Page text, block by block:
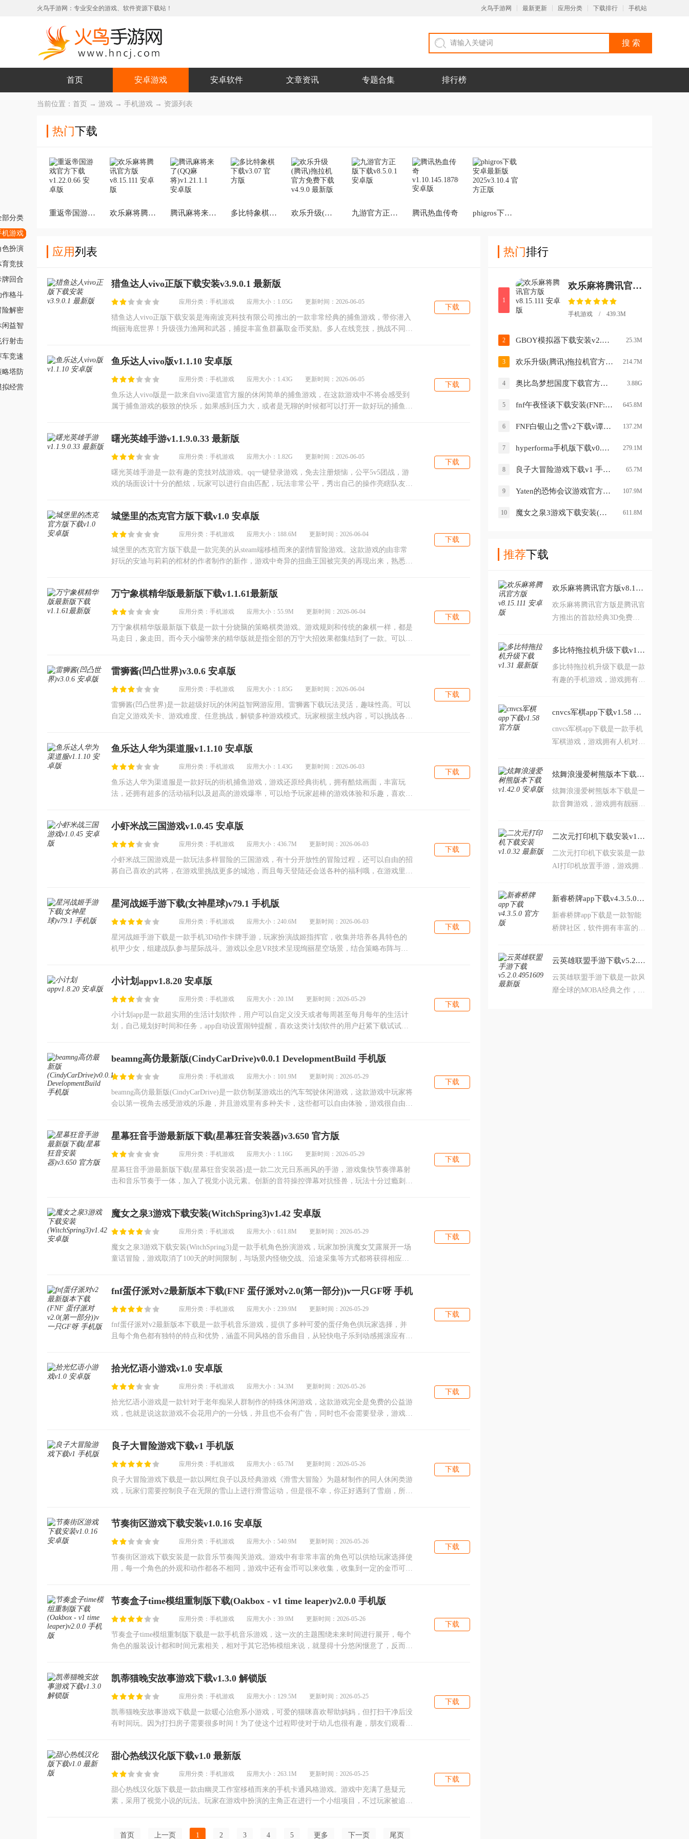
火鸟手游网：专业安全的游戏、软件资源下载站！ 火鸟手游网 最新更新 应用分类 下载排行 手机站
首页 安卓游戏 安卓软件 文章资讯 专题合集 排行榜
当前位置： 首页 → 游戏 → 手机游戏 → 资源列表
热门下载
重返帝国游戏官方下载 欢乐麻将腾讯官方版 腾讯麻将来了(QQ麻将) 多比特象棋下载 欢乐升级(腾讯)拖拉机官方免费下载 九游官方正版下载 腾讯热血传奇 phigros下载安卓最新版2025
部分类
机游戏
色扮演
育竞技
牌回合
作格斗
险解密
闲益智
行射击
车竞速
略塔防
拟经营
应用列表
猎鱼达人vivo正版下载安装v3.9.0.1 最新版
应用分类：手机游戏 应用大小：1.05G 更新时间：2026-06-05
猎鱼达人vivo正版下载安装是海南波克科技有限公司推出的一款非常经典的捕鱼游戏，带你潜入
绚丽海底世界！升级强力渔网和武器，捕捉丰富鱼群赢取金币奖励。多人在线竞技，挑战不同海
下载
鱼乐达人vivo版v1.1.10 安卓版
应用分类：手机游戏 应用大小：1.43G 更新时间：2026-06-05
鱼乐达人vivo版是一款来自vivo渠道官方服的休闲简单的捕鱼游戏，在这款游戏中不将会感受到
属于捕鱼游戏的极致的快乐，如果感到压力大，或者是无聊的时候都可以打开一款好玩的捕鱼游
下载
曙光英雄手游v1.1.9.0.33 最新版
应用分类：手机游戏 应用大小：1.82G 更新时间：2026-06-05
曙光英雄手游是一款有趣的竞技对战游戏。qq一键登录游戏，免去注册烦恼，公平5v5团战，游
戏的场面设计十分的酷炫，玩家可以进行自由匹配，玩法非常公平，秀出自己的操作亮瞎队友的
下载
城堡里的杰克官方版下载v1.0 安卓版
应用分类：手机游戏 应用大小：188.6M 更新时间：2026-06-04
城堡里的杰克官方版下载是一款完美的从steam端移植而来的剧情冒险游戏。这款游戏的由非常
好玩的安迪与莉莉的棺材的作者制作的新作，游戏中奇异的扭曲王国被完美的再现出来，熟悉的
下载
万宁象棋精华版最新版下载v1.1.61最新版
应用分类：手机游戏 应用大小：55.9M 更新时间：2026-06-04
万宁象棋精华版最新版下载是一款十分烧脑的策略棋类游戏。游戏规则和传统的象棋一样，都是
马走日，象走田。而今天小编带来的精华版就是指全部的万宁大招效果都集结到了一款。可以释
下载
雷狮酱(凹凸世界)v3.0.6 安卓版
应用分类：手机游戏 应用大小：1.85G 更新时间：2026-06-04
雷狮酱(凹凸世界)是一款超级好玩的休闲益智网游应用。雷狮酱下载玩法灵活，趣味性高。可以
自定义游戏关卡、游戏难度、任意挑战，解锁多种游戏模式。玩家根据主线内容，可以挑战各种
下载
鱼乐达人华为渠道服v1.1.10 安卓版
应用分类：手机游戏 应用大小：1.43G 更新时间：2026-06-03
鱼乐达人华为渠道服是一款好玩的街机捕鱼游戏，游戏还原经典街机，拥有酷炫画面，丰富玩
法，还拥有超多的活动福利以及超高的游戏爆率，可以给予玩家超棒的游戏体验和乐趣，喜欢捕
下载
小虾米战三国游戏v1.0.45 安卓版
应用分类：手机游戏 应用大小：436.7M 更新时间：2026-06-03
小虾米战三国游戏是一款玩法多样冒险的三国游戏，有十分开放性的冒险过程，还可以自由的招
募自己喜欢的武将，在游戏里挑战更多的城池，而且每天登陆还会送各种的福利哦，在游戏里还
下载
星河战姬手游下载(女神星球)v79.1 手机版
应用分类：手机游戏 应用大小：240.6M 更新时间：2026-06-03
星河战姬手游下载是一款手机3D动作卡牌手游，玩家扮演战姬指挥官，收集并培养各具特色的
机甲少女，组建战队参与星际战斗。游戏以全息VR技术呈现绚丽星空场景，结合策略布阵与技
下载
小计划appv1.8.20 安卓版
应用分类：手机游戏 应用大小：20.1M 更新时间：2026-05-29
小计划app是一款超实用的生活计划软件，用户可以自定义没天或者每周甚至每月每年的生活计
划，自己规划好时间和任务，app自动设置闹钟提醒，喜欢这类计划软件的用户赶紧下载试试
下载
beamng高仿最新版(CindyCarDrive)v0.0.1 DevelopmentBuild 手机版
应用分类：手机游戏 应用大小：101.9M 更新时间：2026-05-29
beamng高仿最新版(CindyCarDrive)是一款仿制某游戏出的汽车驾驶休闲游戏，这款游戏中玩家将
会以第一视角去感受游戏的乐趣，并且游戏里有多种关卡，这些都可以自由体验，游戏很自由，
下载
星幕狂音手游最新版下载(星幕狂音安装器)v3.650 官方版
应用分类：手机游戏 应用大小：1.16G 更新时间：2026-05-29
星幕狂音手游最新版下载(星幕狂音安装器)是一款二次元日系画风的手游，游戏集快节奏弹幕射
击和音乐节奏于一体，加入了视觉小说元素。创新的音符操控弹幕对抗怪兽，玩法十分过瘾刺
下载
魔女之泉3游戏下载安装(WitchSpring3)v1.42 安卓版
应用分类：手机游戏 应用大小：611.8M 更新时间：2026-05-29
魔女之泉3游戏下载安装(WitchSpring3)是一款手机角色扮演游戏，玩家加扮演魔女艾露展开一场
童话冒险，游戏取消了100天的时间限制，与场景内怪物交战、沿途采集等方式都将获得相应的
下载
fnf蛋仔派对v2最新版本下载(FNF 蛋仔派对v2.0(第一部分))v一只GF呀 手机
应用分类：手机游戏 应用大小：239.9M 更新时间：2026-05-29
fnf蛋仔派对v2最新版本下载是一款手机音乐游戏，提供了多种可爱的蛋仔角色供玩家选择，并
且每个角色都有独特的特点和优势，涵盖不同风格的音乐曲目，从轻快电子乐到动感摇滚应有尽
下载
拾光忆语小游戏v1.0 安卓版
应用分类：手机游戏 应用大小：34.3M 更新时间：2026-05-26
拾光忆语小游戏是一款针对于老年痴呆人群制作的特殊休闲游戏，这款游戏完全是免费的公益游
戏，也就是说这款游戏不会花用户的一分钱，并且也不会有广告，同时也不会需要登录，游戏中
下载
良子大冒险游戏下载v1 手机版
应用分类：手机游戏 应用大小：65.7M 更新时间：2026-05-26
良子大冒险游戏下载是一款以网红良子以及经典游戏《滑雪大冒险》为题材制作的同人休闲类游
戏，玩家们需要控制良子在无限的雪山上进行滑雪运动，但是很不幸，你正好遇到了雪崩，所以
下载
节奏街区游戏下载安装v1.0.16 安卓版
应用分类：手机游戏 应用大小：540.9M 更新时间：2026-05-26
节奏街区游戏下载安装是一款音乐节奏闯关游戏。游戏中有非常丰富的角色可以供给玩家选择使
用，每一个角色的外观和动作都各不相同，游戏中还有金币可以来收集，收集到一定的金币可以
下载
节奏盒子time模组重制版下载(Oakbox - v1 time leaper)v2.0.0 手机版
应用分类：手机游戏 应用大小：39.9M 更新时间：2026-05-26
节奏盒子time模组重制版下载是一款手机音乐游戏，这一次的主题围绕未来时间进行展开，每个
角色的服装设计都和时间元素相关，相对于其它恐怖模组来说，就显得十分悠闲惬意了，反而会
下载
凯蒂猫晚安故事游戏下载v1.3.0 解锁版
应用分类：手机游戏 应用大小：129.5M 更新时间：2026-05-25
凯蒂猫晚安故事游戏下载是一款暖心治愈系小游戏，可爱的猫咪喜欢帮助妈妈，但打扫干净后没
有时间玩。因为打扫房子需要很多时间！为了使这个过程即使对于幼儿也很有趣，朋友们观看动
下载
甜心热线汉化版下载v1.0 最新版
应用分类：手机游戏 应用大小：263.1M 更新时间：2026-05-25
甜心热线汉化版下载是一款由幽灵工作室移植而来的手机卡通风格游戏。游戏中充满了悬疑元
素，采用了视觉小说的玩法。玩家在游戏中扮演的主角正在进行一个小组项目，不过玩家被追踪
下载
首页 上一页 1 2 3 4 5 更多 下一页 尾页
热门排行
1
欢乐麻将腾讯官方版v8.15.111 安卓版
手机游戏 / 439.3M
2 GBOY模拟器下载安装v2.2.7 安卓版 25.3M
3 欢乐升级(腾讯)拖拉机官方免费下载v4.9.0 最新版 214.7M
4 奥比岛梦想国度下载官方版v2.0.26012702.26012701S 安卓最新版 3.88G
5 fnf午夜怪谈下载安装(FNF:Late Night City Tales)v0.2.7 安卓版 645.8M
6 FNF白银山之雪v2下载v谭雅清香 手机版 137.2M
7 hyperforma手机版下载v0.0.273 安卓版 279.1M
8 良子大冒险游戏下载v1 手机版 65.7M
9 Yaten的恐怖会议游戏官方版下载v2.0.7 安卓版 107.9M
10 魔女之泉3游戏下载安装(WitchSpring3)v1.42 安卓版 611.8M
推荐下载
欢乐麻将腾讯官方版v8.15.111 安卓版
欢乐麻将腾讯官方版是腾讯官
方推出的首款经典3D免费手
组队PK，展示“牌技”的同
时，还能增进朋友之间的感
情，5亿用户都在玩的麻将全
来下载爽玩。
多比特拖拉机升级下载v1.31 最新版
多比特拖拉机升级下载是一款
有趣的手机游戏，游戏拥有经
予玩家超棒的拖拉机升级体
验。
cnvcs军棋app下载v1.58 官方版
cnvcs军棋app下载是一款手机
军棋游戏，游戏拥有人机对
棋的朋友可千万不要错过。
炫舞浪漫爱树熊版本下载v1.42.0 安卓版
炫舞浪漫爱树熊版本下载是一
款音舞游戏，游戏拥有靓丽的
游戏体验，欢迎前来下载爽
玩。
二次元打印机下载安装v1.0.32 最新版
二次元打印机下载安装是一款
AI打印机放置手游，游戏拥有
乐趣，觉得不错的朋友可以前
来下载爽玩。
新睿桥牌app下载v4.3.5.0 官方版
新睿桥牌app下载是一款智能
桥牌社区，软件拥有丰富的桥
玩桥牌，喜欢桥牌的朋友可千
万不要错过哦。
云英雄联盟手游下载v5.2.0.4951609 最新版
云英雄联盟手游下载是一款风
靡全球的MOBA经典之作，真